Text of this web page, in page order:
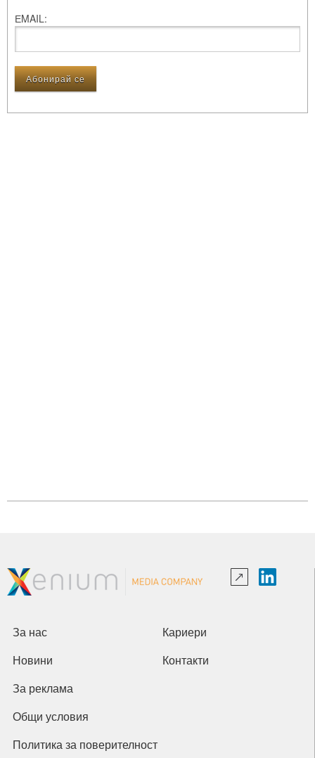
ЕMAIL:
За нас Кариери
Новини Контакти
За реклама
Общи условия
Политика за поверителност